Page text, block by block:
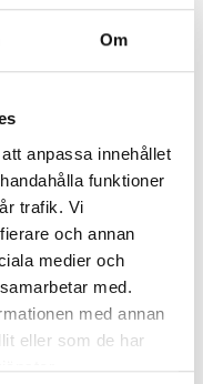
Om
anpassa innehållet
funktioner
trafik. Vi
och annan
medier och
med.
med annan
eller som de har
gärna fler